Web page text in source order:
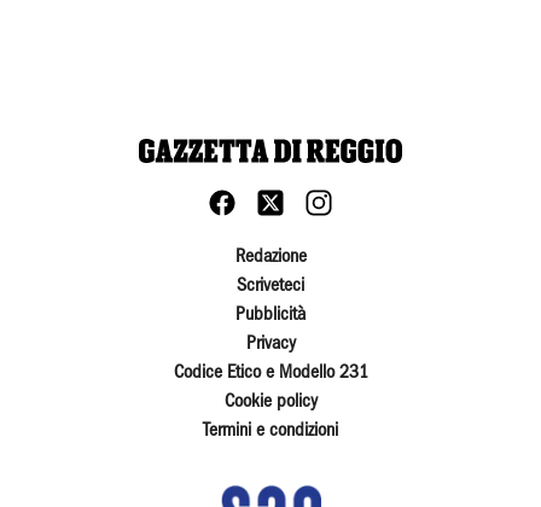
Redazione
Scriveteci
Pubblicità
Privacy
Codice Etico e Modello 231
Cookie policy
Termini e condizioni